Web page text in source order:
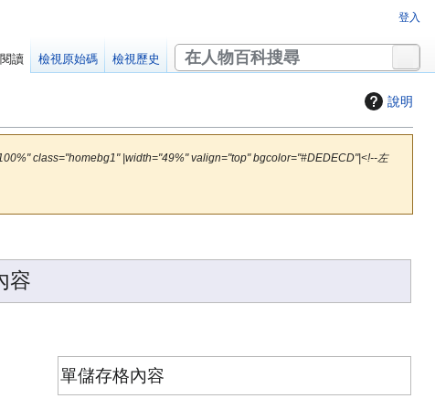
說明
class="homebg1" |width="49%" valign="top" bgcolor="#DEDECD"|<!--左
容
單儲存格內容
登入
閱讀 檢視原始碼 檢視歷史
搜
尋